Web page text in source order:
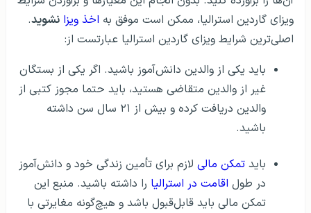
ویزای گاردین استرالیا، ممکن است موفق به اخذ ویزا نشوید.
اصلی‌ترین شرایط ویزای گاردین استرالیا عبارتست از:
باید یکی از والدین دانش‌آموز باشید. اگر یکی از بستگان
غیر از والدین متقاضی هستید، باید حتما مجوز کتبی از
والدین دریافت کرده و بیش از ۲۱ سال سن داشته
باشید.
باید تمکن مالی لازم برای تأمین زندگی خود و دانش‌آموز
در طول اقامت در استرالیا را داشته باشید. منبع این
تمکن مالی باید قابل‌قبول باشد و هیچ‌گونه مغایرتی با